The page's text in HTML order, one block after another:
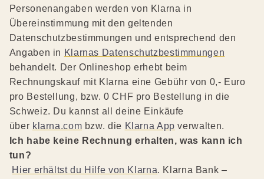
Personenangaben werden von Klarna in
Übereinstimmung mit den geltenden
Datenschutzbestimmungen und entsprechend den
Angaben in Klarnas Datenschutzbestimmungen
behandelt. Der Onlineshop erhebt beim
Rechnungskauf mit Klarna eine Gebühr von 0,- Euro
pro Bestellung, bzw. 0 CHF pro Bestellung in die
Schweiz. Du kannst all deine Einkäufe
über klarna.com bzw. die Klarna App verwalten.
Ich habe keine Rechnung erhalten, was kann ich
tun?
Hier erhältst du Hilfe von Klarna. Klarna Bank –